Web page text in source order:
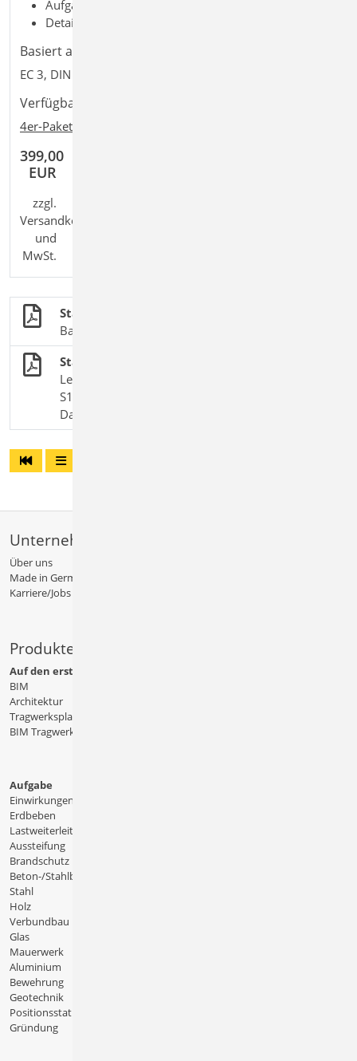
Aufgaben: Stahlbau; Tragwerksplanung
Detailaufgaben: Dach; Trapezprofil
Basiert auf den Normen:
EC 3, DIN EN 1993-1-1:2010-12
Verfügbar in den Paketen:
4er-Paket
399,00
EUR
zzgl.
Versandkosten
und
MwSt.
Stahlbau
BauStatik-Module nach DIN EN 1993-1-1
Stahl-Trapezprofile quer zur Dachneigung
Leistungsbeschreibung des BauStatik-Moduls
S133.de Stahl-Trapezprofile quer zur
Dachneigung
Unternehmen
Über uns
Made in Germany
Karriere/Jobs
Produkte
Auf den ersten Blick
BIM
Architektur
Tragwerksplanung
BIM Tragwerksplanung
Aufgabe
Einwirkungen
Erdbeben
Lastweiterleitung
Aussteifung
Brandschutz
Beton-/Stahlbeton
Stahl
Holz
Verbundbau
Glas
Mauerwerk
Aluminium
Bewehrung
Geotechnik
Positionsstatik
Gründung